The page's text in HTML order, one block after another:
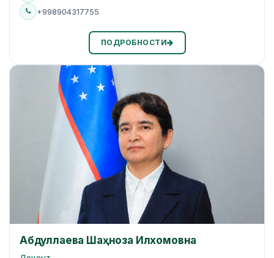
+998904317755
ПОДРОБНОСТИ
Абдуллаева Шаҳноза Илхомовна